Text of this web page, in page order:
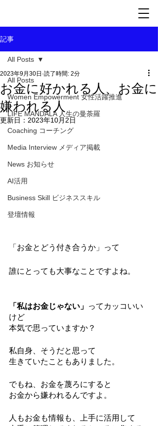
記事
All Posts
Women Empowerment 女性活躍推進
LIFE MANDALA 人生の曼荼羅
Coaching コーチング
Media Interview メディア掲載
News お知らせ
AI活用
Business Skill ビジネススキル
登壇情報
All Posts
お金に好かれる人、お金に
嫌われる人
2023年9月30日 読了時間: 2分
更新日： 2023年10月2日
「 お金とどう付き合うか」って
誰にとっても大事なことですよね。
「私はお金じゃない」 ってカッコいい
けど
本気で思っていますか？
私自身、そうだと思って
生きていたこともありました。
でもね、お金を蔑ろにすると
お金から嫌われるんですよ。
人もお金も情報も、上手に活用して